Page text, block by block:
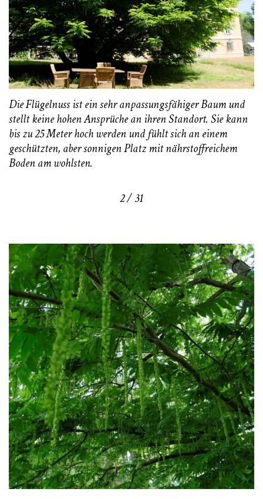
Die Flügelnuss ist ein sehr anpassungsfähiger Baum und
stellt keine hohen Ansprüche an ihren Standort. Sie kann
bis zu 25 Meter hoch werden und fühlt sich an einem
geschützten, aber sonnigen Platz mit nährstoffreichem
Boden am wohlsten.
2 / 31